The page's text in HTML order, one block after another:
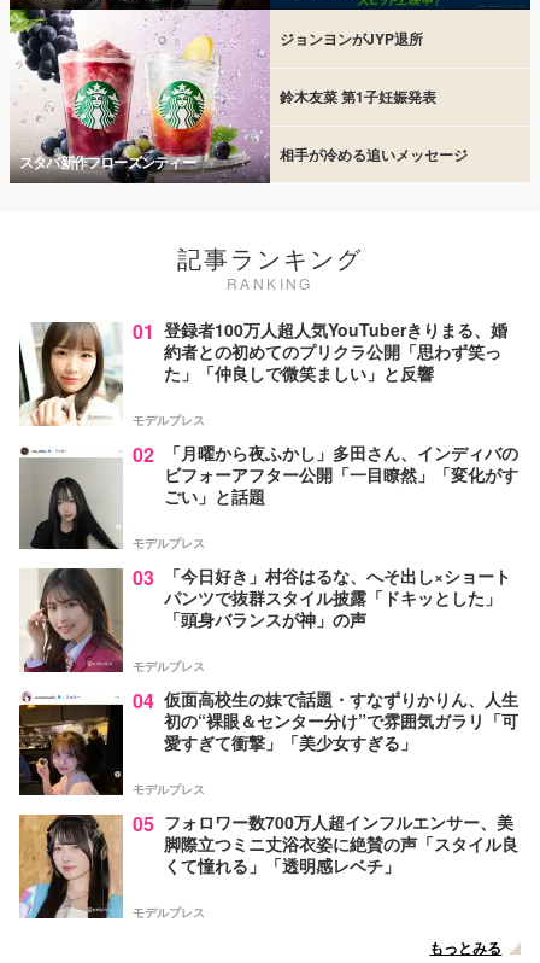
スタバ新作フローズンティー
ジョンヨンがJYP退所
鈴木友菜 第1子妊娠発表
相手が冷める追いメッセージ
記事ランキング
RANKING
01 登録者100万人超人気YouTuberきりまる、婚
約者との初めてのプリクラ公開「思わず笑っ
た」「仲良しで微笑ましい」と反響
モデルプレス
02
「月曜から夜ふかし」多田さん、インディバの
ビフォーアフター公開「一目瞭然」「変化がす
ごい」と話題
モデルプレス
03
「今日好き」村谷はるな、へそ出し×ショート
パンツで抜群スタイル披露「ドキッとした」
「頭身バランスが神」の声
モデルプレス
04 仮面高校生の妹で話題・すなずりかりん、人生
初の“裸眼＆センター分け”で雰囲気ガラリ「可
愛すぎて衝撃」「美少女すぎる」
モデルプレス
05 フォロワー数700万人超インフルエンサー、美
脚際立つミニ丈浴衣姿に絶賛の声「スタイル良
くて憧れる」「透明感レベチ」
モデルプレス
もっとみる